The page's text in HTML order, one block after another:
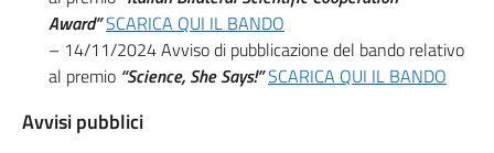
Award”SCARICA QUI IL BANDO
– 14/11/2024 Avviso di pubblicazione del bando relativo
al premio “Science, She Says!”SCARICA QUI IL BANDO
Avvisi pubblici